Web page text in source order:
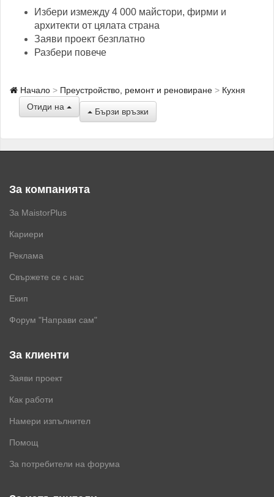
Избери измежду 4 000 майстори, фирми и
архитекти от цялата страна
Заяви проект безплатно
Разбери повече
Начало Преустройство, ремонт и реновиране
Кухня
Отиди на
Бързи връзки
За компанията
За MaistorPlus
Кариери
Реклама
Свържете се с нас
Екип
Форум "Направи сам"
За клиенти
Заяви проект
Как работи
Намери изпълнител
Помощ
За потребители на форума